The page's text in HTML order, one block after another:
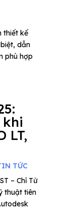
thiết kế
dẫn
phù hợp
khi
LT,
TỨC
– Chỉ Từ
thuật tiên